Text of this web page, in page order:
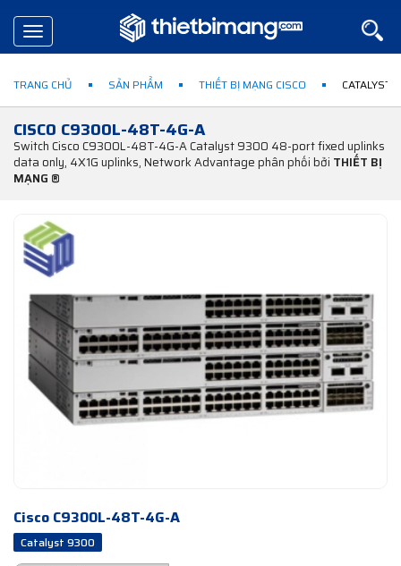
Toggle
navigation
TRANG CHỦ SẢN PHẨM THIẾT BỊ MẠNG CISCO CATALYST
CISCO C9300L-48T-4G-A
Switch Cisco C9300L-48T-4G-A Catalyst 9300 48-port fixed uplinks
data only, 4X1G uplinks, Network Advantage phân phối bởi THIẾT BỊ
MẠNG ®
Cisco C9300L-48T-4G-A
Catalyst 9300